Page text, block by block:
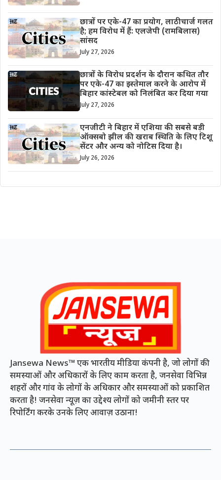
छात्रों पर एके-47 का प्रयोग, लाठीचार्ज गलत
है; हम विरोध में हैं: एलजेपी (रामबिलास)
सांसद
July 27, 2026
छात्रों के विरोध प्रदर्शन के दौरान कथित तौर
पर एके-47 का इस्तेमाल करने के आरोप में
बिहार कांस्टेबल को निलंबित कर दिया गया
July 27, 2026
एनजीटी ने बिहार में एशिया की सबसे बड़ी
ऑक्सबो झील की खराब स्थिति के लिए टिशू
सेंटर और अन्य को नोटिस दिया है।
July 26, 2026
Jansewa News™ एक भारतीय मीडिया कंपनी है, जो लोगों की
समस्याओं और अधिकारों के लिए काम करता है, जनसेवा विभिन्न
शहरों और गांव के लोगों के अधिकार और समस्याओं को प्रकाशित
करता है! जनसेवा न्यूज़ का उद्देश्य लोगों को जमीनी स्तर पर
रिपोर्टिंग करके उनके लिए आवाज़ उठाना!